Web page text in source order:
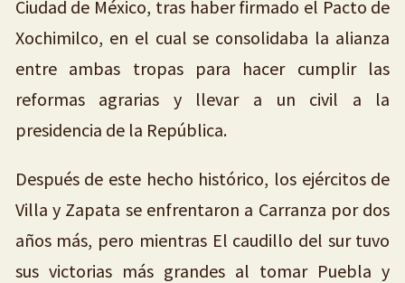
Ciudad de México, tras haber firmado el Pacto de
Xochimilco, en el cual se consolidaba la alianza
entre ambas tropas para hacer cumplir las
reformas agrarias y llevar a un civil a la
presidencia de la República.
Después de este hecho histórico, los ejércitos de
Villa y Zapata se enfrentaron a Carranza por dos
años más, pero mientras El caudillo del sur tuvo
sus victorias más grandes al tomar Puebla y